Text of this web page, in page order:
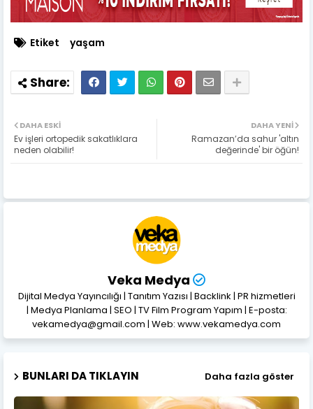
Etiket yaşam
DAHA YENI
Ramazan’da sahur 'altın
değerinde' bir öğün!
DAHA ESKI
Ev işleri ortopedik sakatlıklara
neden olabilir!
Veka Medya
Dijital Medya Yayıncılığı | Tanıtım Yazısı | Backlink | PR hizmetleri
| Medya Planlama | SEO | TV Film Program Yapım | E-posta:
vekamedya@gmail.com | Web: www.vekamedya.com
BUNLARI DA TIKLAYIN Daha fazla göster